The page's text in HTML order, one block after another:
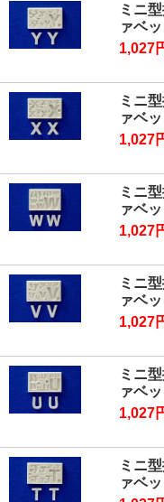
ミニ
ァベ
1,027
ミニ
ァベ
1,027
ミニ
ァベ
1,027
ミニ
ァベ
1,027
ミニ
ァベ
1,027
ミニ
ァベ